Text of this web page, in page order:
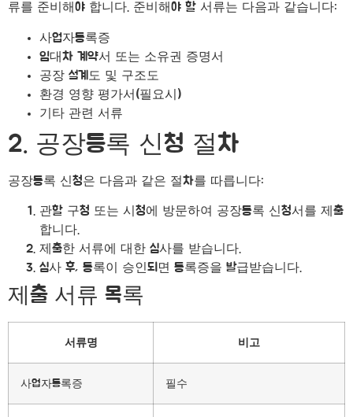
류를 준비해야 합니다. 준비해야 할 서류는 다음과 같습니다:
사업자등록증
임대차 계약서 또는 소유권 증명서
공장 설계도 및 구조도
환경 영향 평가서(필요시)
기타 관련 서류
2. 공장등록 신청 절차
공장등록 신청은 다음과 같은 절차를 따릅니다:
관할 구청 또는 시청에 방문하여 공장등록 신청서를 제출
합니다.
제출한 서류에 대한 심사를 받습니다.
심사 후, 등록이 승인되면 등록증을 발급받습니다.
제출 서류 목록
서류명 비고
사업자등록증 필수